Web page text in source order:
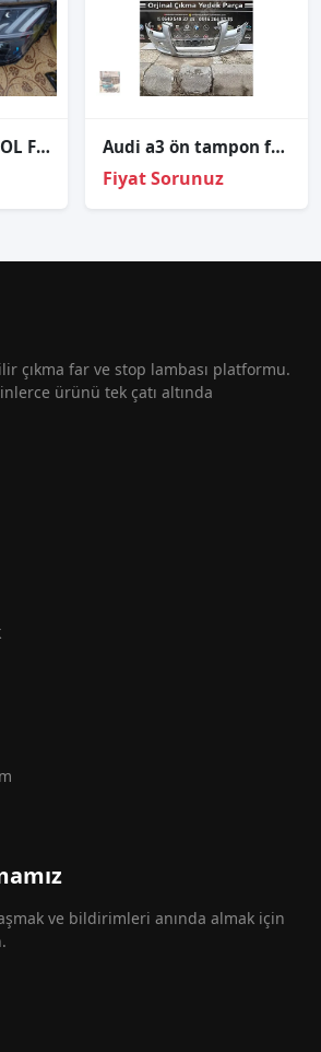
AUDİ Q8 LAZER SOL FAR ORİJİNAL ÇIKMA FAR GARAGE Audi a3 ön tampon far yıkamalı 2004-2006
Fiyat Sorunuz
çıkma far ve stop lambası platformu.
ürünü tek çatı altında
ve bildirimleri anında almak için